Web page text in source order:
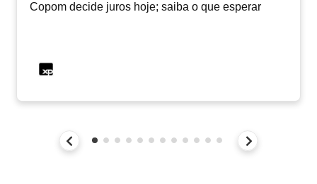
Copom decide juros hoje; saiba o que esperar